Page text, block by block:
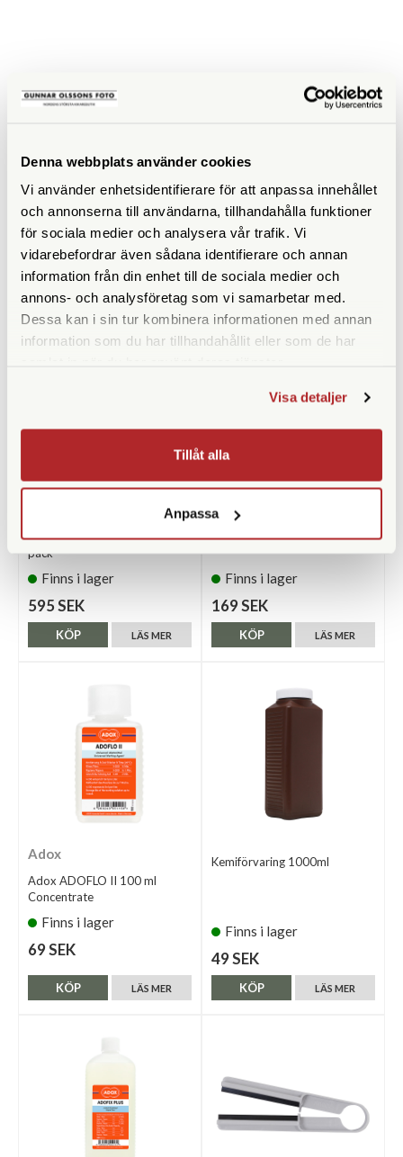
Denna webbplats använder cookies
Vi använder enhetsidentifierare för att anpassa innehållet
och annonserna till användarna, tillhandahålla funktioner
för sociala medier och analysera vår trafik. Vi
vidarebefordrar även sådana identifierare och annan
information från din enhet till de sociala medier och
annons- och analysföretag som vi samarbetar med.
Dessa kan i sin tur kombinera informationen med annan
information som du har tillhandahållit eller som de har
Visa detaljer
Tillåt alla
Anpassa
Filmtyp Svartvit
ANDRA KÖPTE ÄVEN
Ilford HP5 Plus 400 120 5-
pack
Finns i lager
595 SEK
LÄS MER
KÖP
Paterson
Paterson Film Clips
Finns i lager
169 SEK
LÄS MER
KÖP
Adox
Adox ADOFLO II 100 ml
Concentrate
Finns i lager
69 SEK
LÄS MER
KÖP
Kemiförvaring 1000ml
Finns i lager
49 SEK
LÄS MER
KÖP